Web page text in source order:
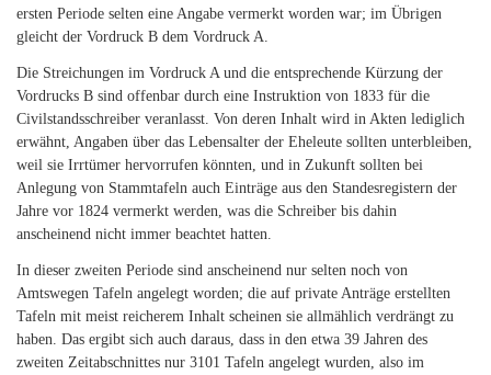
ersten Periode selten eine Angabe vermerkt worden war; im Übrigen
gleicht der Vordruck B dem Vordruck A.
Die Streichungen im Vordruck A und die entsprechende Kürzung der
Vordrucks B sind offenbar durch eine Instruktion von 1833 für die
Civilstandsschreiber veranlasst. Von deren Inhalt wird in Akten lediglich
erwähnt, Angaben über das Lebensalter der Eheleute sollten unterbleiben,
weil sie Irrtümer hervorrufen könnten, und in Zukunft sollten bei
Anlegung von Stammtafeln auch Einträge aus den Standesregistern der
Jahre vor 1824 vermerkt werden, was die Schreiber bis dahin
anscheinend nicht immer beachtet hatten.
In dieser zweiten Periode sind anscheinend nur selten noch von
Amtswegen Tafeln angelegt worden; die auf private Anträge erstellten
Tafeln mit meist reicherem Inhalt scheinen sie allmählich verdrängt zu
haben. Das ergibt sich auch daraus, dass in den etwa 39 Jahren des
zweiten Zeitabschnittes nur 3101 Tafeln angelegt wurden, also im